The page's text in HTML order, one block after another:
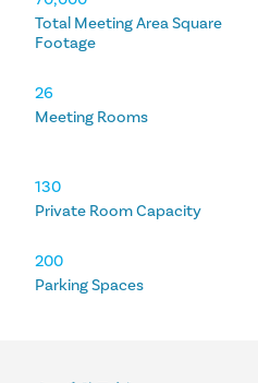
Total Meeting Area Square
Footage
Meeting Rooms
26
Private Room Capacity
130
Parking Spaces
200